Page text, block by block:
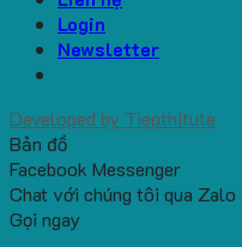
Login
Newsletter
Developed by Tiepthitute
Bản đồ
Facebook Messenger
Chat với chúng tôi qua Zalo
Gọi ngay